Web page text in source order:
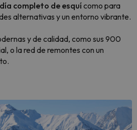
día completo de esquícomo para
alternativas y un entorno vibrante.
y de calidad, como sus 900
o la red de remontes con un